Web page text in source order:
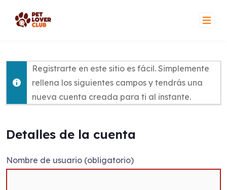
content
Registrarte en este sitio es fácil. Simplemente
rellena los siguientes campos y tendrás una
nueva cuenta creada para ti al instante.
Detalles de la cuenta
Nombre de usuario (obligatorio)